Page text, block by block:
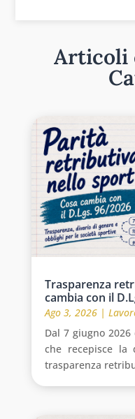
Articoli
Trasparenza
cambia con il
Ago 3, 2026|
Dal 7 giugno
che recepisce la
trasparenza